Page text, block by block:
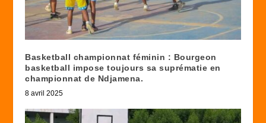
Basketball championnat féminin : Bourgeon
basketball impose toujours sa suprématie en
championnat de Ndjamena.
8 avril 2025